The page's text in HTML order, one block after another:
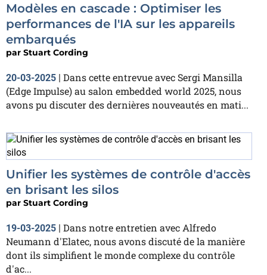
Modèles en cascade : Optimiser les
performances de l'IA sur les appareils
embarqués
par Stuart Cording
20-03-2025 | Dans cette entrevue avec Sergi Mansilla
(Edge Impulse) au salon embedded world 2025, nous
avons pu discuter des dernières nouveautés en mati...
Unifier les systèmes de contrôle d'accès
en brisant les silos
par Stuart Cording
19-03-2025 | Dans notre entretien avec Alfredo
Neumann d'Elatec, nous avons discuté de la manière
dont ils simplifient le monde complexe du contrôle
d'ac...